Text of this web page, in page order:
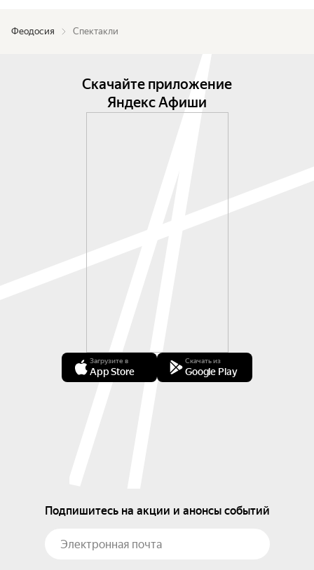
Феодосия Спектакли
Скачайте приложение
Яндекс Афиши
Загрузите в
App Store
Скачать из
Google Play
Подпишитесь на акции и анонсы событий